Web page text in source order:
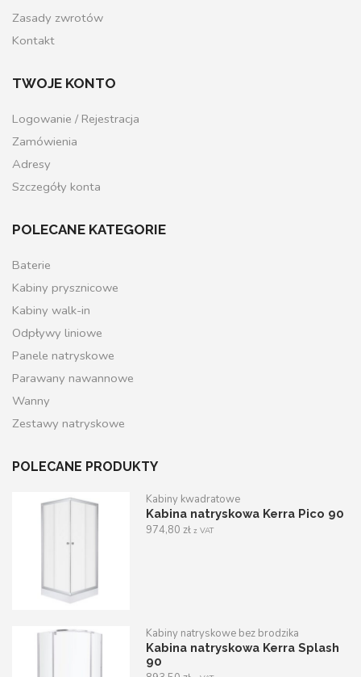
Zasady zwrotów
Kontakt
TWOJE KONTO
Logowanie / Rejestracja
Zamówienia
Adresy
Szczegóły konta
POLECANE KATEGORIE
Baterie
Kabiny prysznicowe
Kabiny walk-in
Odpływy liniowe
Panele natryskowe
Parawany nawannowe
Wanny
Zestawy natryskowe
POLECANE PRODUKTY
Kabiny kwadratowe
Kabina natryskowa Kerra Pico 90
974,80zł z VAT
Kabiny natryskowe bez brodzika
Kabina natryskowa Kerra Splash
90